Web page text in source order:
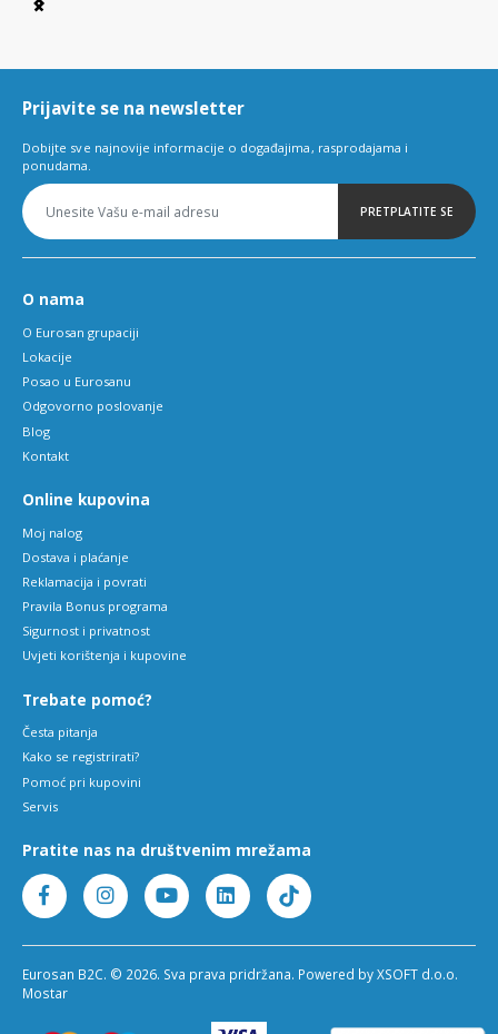
Item
6
Prijavite se na newsletter
Dobijte sve najnovije informacije o događajima, rasprodajama i
ponudama.
PRETPLATITE SE
O nama
O Eurosan grupaciji
Lokacije
Posao u Eurosanu
Odgovorno poslovanje
Blog
Kontakt
Online kupovina
Moj nalog
Dostava i plaćanje
Reklamacija i povrati
Pravila Bonus programa
Sigurnost i privatnost
Uvjeti korištenja i kupovine
Trebate pomoć?
Česta pitanja
Kako se registrirati?
Pomoć pri kupovini
Servis
Pratite nas na društvenim mrežama
Eurosan B2C. © 2026. Sva prava pridržana. Powered by XSOFT d.o.o.
Mostar